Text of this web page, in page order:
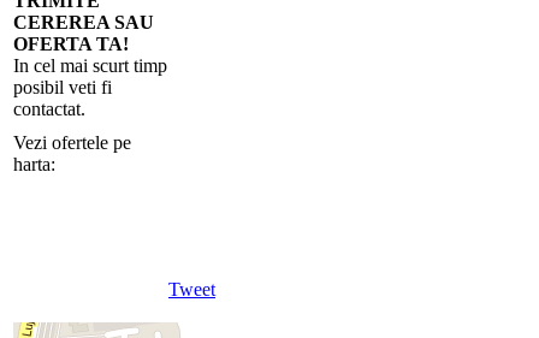
Tweet
CEREREA SAU
OFERTA TA!
In cel mai scurt timp
posibil veti fi
contactat.
Vezi ofertele pe
harta: